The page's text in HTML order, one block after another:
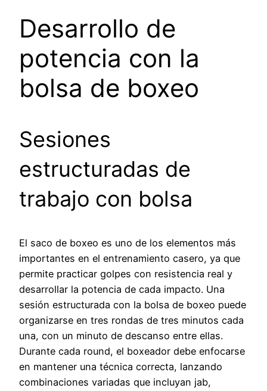
Desarrollo de
potencia con la
bolsa de boxeo
Sesiones
estructuradas de
trabajo con bolsa
El saco de boxeo es uno de los elementos más
importantes en el entrenamiento casero, ya que
permite practicar golpes con resistencia real y
desarrollar la potencia de cada impacto. Una
sesión estructurada con la bolsa de boxeo puede
organizarse en tres rondas de tres minutos cada
una, con un minuto de descanso entre ellas.
Durante cada round, el boxeador debe enfocarse
en mantener una técnica correcta, lanzando
combinaciones variadas que incluyan jab,